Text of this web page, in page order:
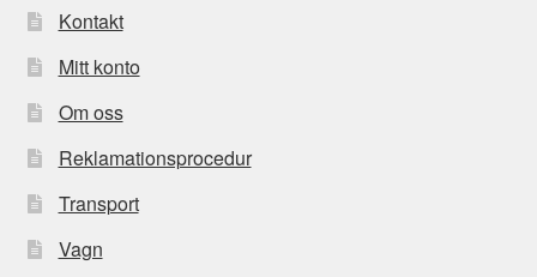
Kontakt
Mitt konto
Om oss
Reklamationsprocedur
Transport
Vagn